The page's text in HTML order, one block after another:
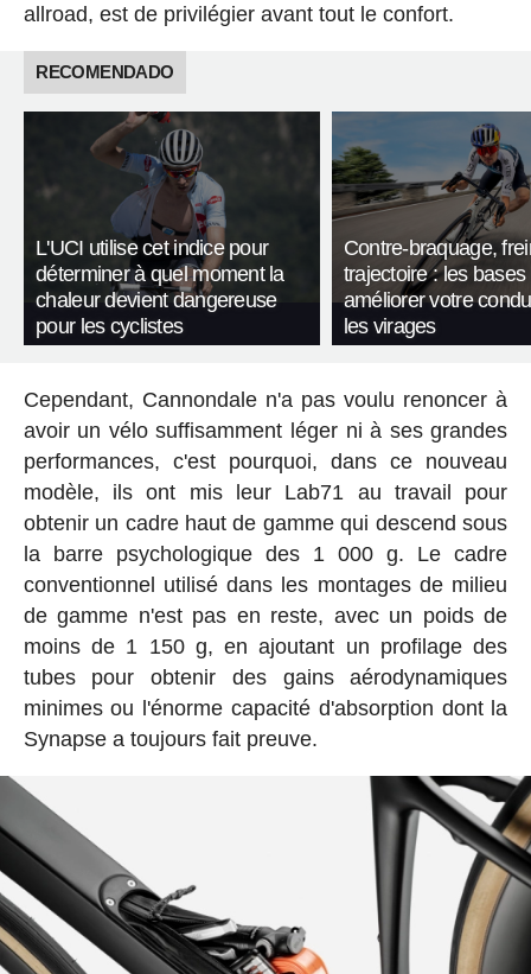
allroad, est de privilégier avant tout le confort.
RECOMENDADO
L'UCI utilise cet indice pour
déterminer à quel moment la
chaleur devient dangereuse
pour les cyclistes
Contre-braquage,
trajectoire : les bases
améliorer votre
les virages
Cependant, Cannondale n'a pas voulu renoncer à
avoir un vélo suffisamment léger ni à ses grandes
performances, c'est pourquoi, dans ce nouveau
modèle, ils ont mis leur Lab71 au travail pour
obtenir un cadre haut de gamme qui descend sous
la barre psychologique des 1 000 g. Le cadre
conventionnel utilisé dans les montages de milieu
de gamme n'est pas en reste, avec un poids de
moins de 1 150 g, en ajoutant un profilage des
tubes pour obtenir des gains aérodynamiques
minimes ou l'énorme capacité d'absorption dont la
Synapse a toujours fait preuve.